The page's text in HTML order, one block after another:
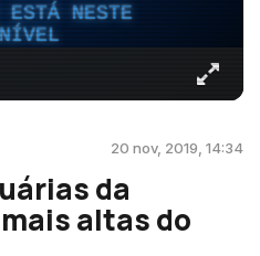
ESTÁ NESTE
20 nov, 2019, 14:34
da
altas do